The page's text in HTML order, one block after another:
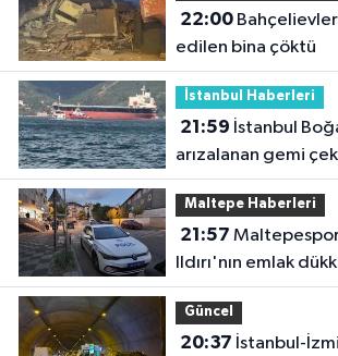
22:00Bahçelievler’de tahliye
edilen bina çöktü
İstanbul Haberleri
21:59
arızalanan gemi
yeniden açıldı
Maltepe Haberleri
21:57
Ildırı'nın emlak
1 yaralı
Güncel
20:37